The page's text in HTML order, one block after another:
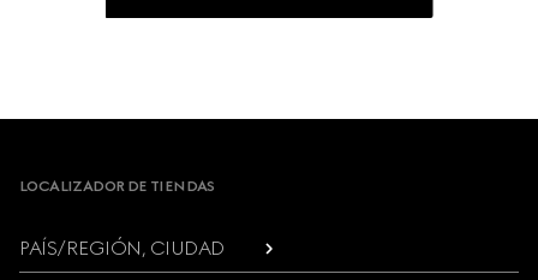
Footer
LOCALIZADOR DE TIENDAS
PAÍS/REGIÓN, CIUDAD